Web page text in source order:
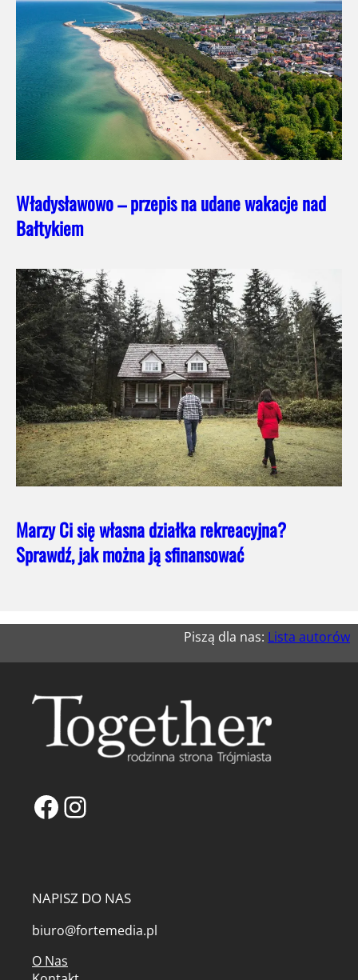
Władysławowo – przepis na udane wakacje nad
Bałtykiem
Marzy Ci się własna działka rekreacyjna?
Sprawdź, jak można ją sfinansować
Piszą dla nas: Lista autorów
Facebook
Instagram
NAPISZ DO NAS
biuro@fortemedia.pl
O Nas